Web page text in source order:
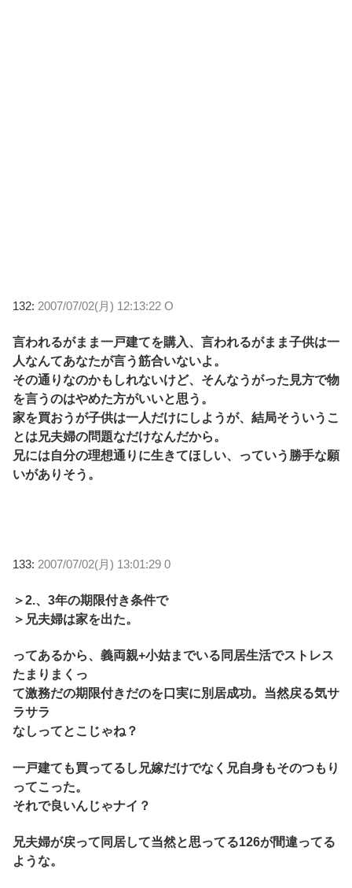
132: 2007/07/02(月) 12:13:22 O
言われるがまま一戸建てを購入、言われるがまま子供は一
人なんてあなたが言う筋合いないよ。
その通りなのかもしれないけど、そんなうがった見方で物
を言うのはやめた方がいいと思う。
家を買おうが子供は一人だけにしようが、結局そういうこ
とは兄夫婦の問題なだけなんだから。
兄には自分の理想通りに生きてほしい、っていう勝手な願
いがありそう。
133: 2007/07/02(月) 13:01:29 0
＞2.、3年の期限付き条件で
＞兄夫婦は家を出た。
ってあるから、義両親+小姑までいる同居生活でストレス
たまりまくっ
て激務だの期限付きだのを口実に別居成功。当然戻る気サ
ラサラ
なしってとこじゃね？
一戸建ても買ってるし兄嫁だけでなく兄自身もそのつもり
ってこった。
それで良いんじゃナイ？
兄夫婦が戻って同居して当然と思ってる126が間違ってる
ような。